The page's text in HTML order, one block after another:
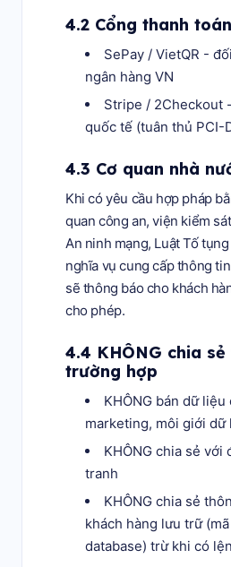
4.2 Cổng thanh toán
SePay / VietQR -
ngân hàng VN
Stripe / 2Checkout
quốc tế (tuân thủ PCI-
4.3 Cơ quan nhà
Khi có yêu cầu hợp pháp
quan công an, viện kiểm
An ninh mạng, Luật Tố
nghĩa vụ cung cấp thông
sẽ thông báo cho khách
cho phép.
4.4 KHÔNG chia
trường hợp
KHÔNG bán dữ
marketing, môi giới dữ
KHÔNG chia sẻ với
tranh
KHÔNG chia sẻ
khách hàng lưu trữ
database) trừ khi có